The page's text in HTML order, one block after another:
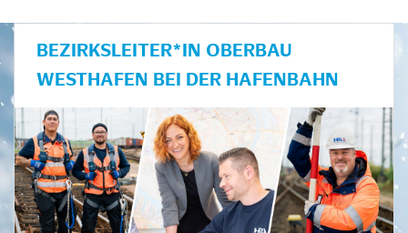
BEZIRKSLEITER*IN OBERBAU
WESTHAFEN BEI DER HAFENBAHN